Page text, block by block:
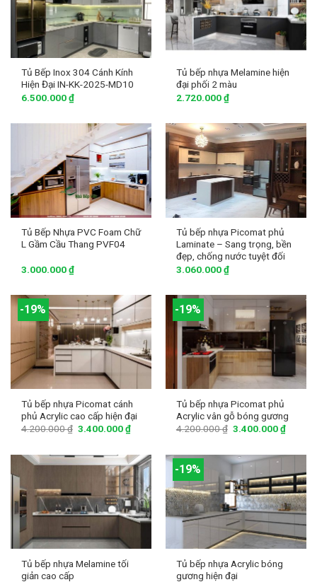
Tủ Bếp Inox 304 Cánh Kính
Hiện Đại IN-KK-2025-MD10
6.500.000₫
Tủ bếp nhựa Melamine hiện
đại phối 2 màu
2.720.000₫
Tủ Bếp Nhựa PVC Foam Chữ
L Gầm Cầu Thang PVF04
3.000.000₫
Tủ bếp nhựa Picomat phủ
Laminate – Sang trọng, bền
đẹp, chống nước tuyệt đối
3.060.000₫
-19%
Tủ bếp nhựa Picomat cánh
phủ Acrylic cao cấp hiện đại
4.200.000₫ 3.400.000₫
-19%
Tủ bếp nhựa Picomat phủ
Acrylic vân gỗ bóng gương
4.200.000₫ 3.400.000₫
Tủ bếp nhựa Melamine tối
giản cao cấp
-19%
Tủ bếp nhựa Acrylic bóng
gương hiện đại